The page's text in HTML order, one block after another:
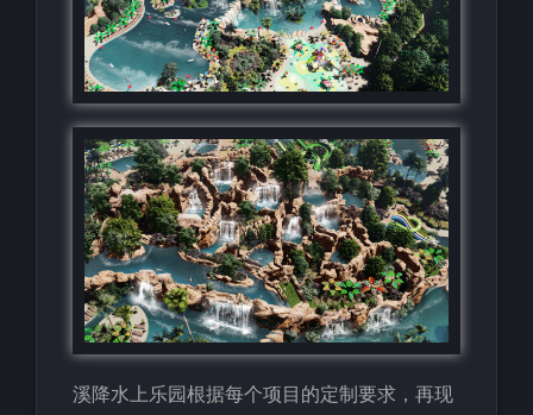
溪降水上乐园根据每个项目的定制要求，再现